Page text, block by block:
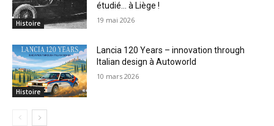
Histoire
étudié… à Liège !
19 mai 2026
Histoire
Lancia 120 Years – innovation through
Italian design à Autoworld
10 mars 2026